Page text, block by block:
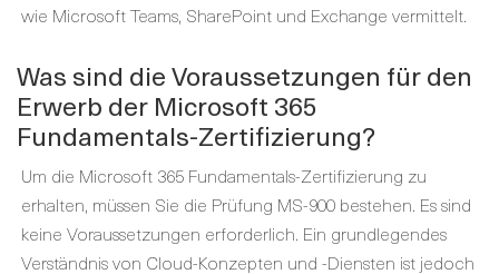
wie Microsoft Teams, SharePoint und Exchange vermittelt.
Was sind die Voraussetzungen für den
Erwerb der Microsoft 365
Fundamentals-Zertifizierung?
Um die Microsoft 365 Fundamentals-Zertifizierung zu
erhalten, müssen Sie die Prüfung MS-900 bestehen. Es sind
keine Voraussetzungen erforderlich. Ein grundlegendes
Verständnis von Cloud-Konzepten und -Diensten ist jedoch